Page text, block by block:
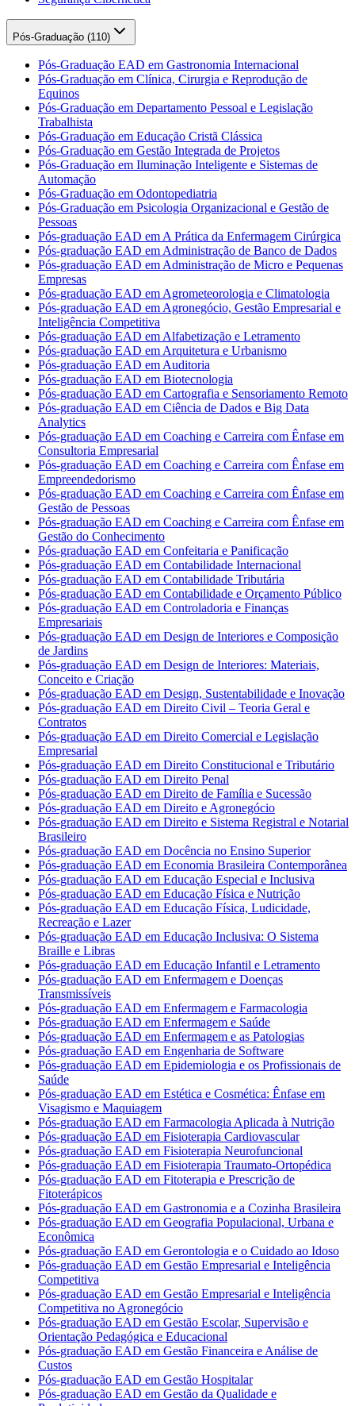
Pós-Graduação (110)
Pós-Graduação EAD em Gastronomia Internacional
Pós-Graduação em Clínica, Cirurgia e Reprodução de
Equinos
Pós-Graduação em Departamento Pessoal e Legislação
Trabalhista
Pós-Graduação em Educação Cristã Clássica
Pós-Graduação em Gestão Integrada de Projetos
Pós-Graduação em Iluminação Inteligente e Sistemas de
Automação
Pós-Graduação em Odontopediatria
Pós-Graduação em Psicologia Organizacional e Gestão de
Pessoas
Pós-graduação EAD em A Prática da Enfermagem Cirúrgica
Pós-graduação EAD em Administração de Banco de Dados
Pós-graduação EAD em Administração de Micro e Pequenas
Empresas
Pós-graduação EAD em Agrometeorologia e Climatologia
Pós-graduação EAD em Agronegócio, Gestão Empresarial e
Inteligência Competitiva
Pós-graduação EAD em Alfabetização e Letramento
Pós-graduação EAD em Arquitetura e Urbanismo
Pós-graduação EAD em Auditoria
Pós-graduação EAD em Biotecnologia
Pós-graduação EAD em Cartografia e Sensoriamento Remoto
Pós-graduação EAD em Ciência de Dados e Big Data
Analytics
Pós-graduação EAD em Coaching e Carreira com Ênfase em
Consultoria Empresarial
Pós-graduação EAD em Coaching e Carreira com Ênfase em
Empreendedorismo
Pós-graduação EAD em Coaching e Carreira com Ênfase em
Gestão de Pessoas
Pós-graduação EAD em Coaching e Carreira com Ênfase em
Gestão do Conhecimento
Pós-graduação EAD em Confeitaria e Panificação
Pós-graduação EAD em Contabilidade Internacional
Pós-graduação EAD em Contabilidade Tributária
Pós-graduação EAD em Contabilidade e Orçamento Público
Pós-graduação EAD em Controladoria e Finanças
Empresariais
Pós-graduação EAD em Design de Interiores e Composição
de Jardins
Pós-graduação EAD em Design de Interiores: Materiais,
Conceito e Criação
Pós-graduação EAD em Design, Sustentabilidade e Inovação
Pós-graduação EAD em Direito Civil – Teoria Geral e
Contratos
Pós-graduação EAD em Direito Comercial e Legislação
Empresarial
Pós-graduação EAD em Direito Constitucional e Tributário
Pós-graduação EAD em Direito Penal
Pós-graduação EAD em Direito de Família e Sucessão
Pós-graduação EAD em Direito e Agronegócio
Pós-graduação EAD em Direito e Sistema Registral e Notarial
Brasileiro
Pós-graduação EAD em Docência no Ensino Superior
Pós-graduação EAD em Economia Brasileira Contemporânea
Pós-graduação EAD em Educação Especial e Inclusiva
Pós-graduação EAD em Educação Física e Nutrição
Pós-graduação EAD em Educação Física, Ludicidade,
Recreação e Lazer
Pós-graduação EAD em Educação Inclusiva: O Sistema
Braille e Libras
Pós-graduação EAD em Educação Infantil e Letramento
Pós-graduação EAD em Enfermagem e Doenças
Transmissíveis
Pós-graduação EAD em Enfermagem e Farmacologia
Pós-graduação EAD em Enfermagem e Saúde
Pós-graduação EAD em Enfermagem e as Patologias
Pós-graduação EAD em Engenharia de Software
Pós-graduação EAD em Epidemiologia e os Profissionais de
Saúde
Pós-graduação EAD em Estética e Cosmética: Ênfase em
Visagismo e Maquiagem
Pós-graduação EAD em Farmacologia Aplicada à Nutrição
Pós-graduação EAD em Fisioterapia Cardiovascular
Pós-graduação EAD em Fisioterapia Neurofuncional
Pós-graduação EAD em Fisioterapia Traumato-Ortopédica
Pós-graduação EAD em Fitoterapia e Prescrição de
Fitoterápicos
Pós-graduação EAD em Gastronomia e a Cozinha Brasileira
Pós-graduação EAD em Geografia Populacional, Urbana e
Econômica
Pós-graduação EAD em Gerontologia e o Cuidado ao Idoso
Pós-graduação EAD em Gestão Empresarial e Inteligência
Competitiva
Pós-graduação EAD em Gestão Empresarial e Inteligência
Competitiva no Agronegócio
Pós-graduação EAD em Gestão Escolar, Supervisão e
Orientação Pedagógica e Educacional
Pós-graduação EAD em Gestão Financeira e Análise de
Custos
Pós-graduação EAD em Gestão Hospitalar
Pós-graduação EAD em Gestão da Qualidade e